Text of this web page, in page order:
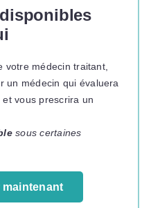
votre médecin traitant,
un médecin qui évaluera
vous prescrira un
sous certaines